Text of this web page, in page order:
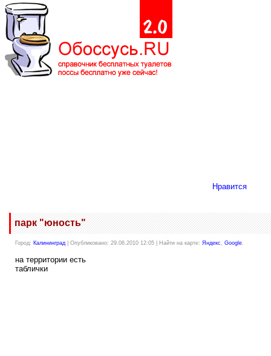
Нравится
парк "юность"
Город: Калининград | Опубликовано: 29.06.2010 12:05 | Найти на карте: Яндекс , Google.
на территории есть
таблички